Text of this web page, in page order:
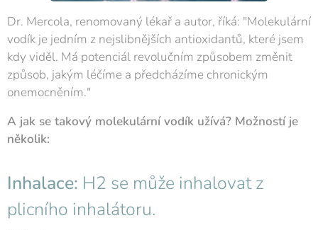
Dr. Mercola, renomovaný lékař a autor, říká: "Molekulární
vodík je jedním z nejslibnějších antioxidantů, které jsem
kdy viděl. Má potenciál revolučním způsobem změnit
způsob, jakým léčíme a předcházíme chronickým
onemocněním."
A jak se takový molekulární vodík užívá? Možností je
několik:
Inhalace: H2 se může inhalovat z
plicního inhalátoru.